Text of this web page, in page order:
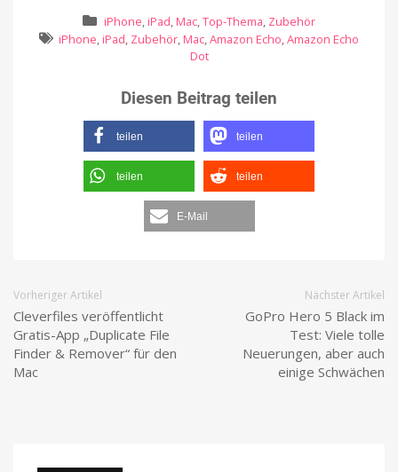
iPhone, iPad, Mac,Top-Thema, Zubehör
iPhone, iPad, Zubehör, Mac,Amazon Echo,Amazon Echo
Dot
Diesen Beitrag teilen
teilen teilen
teilen teilen
E-Mail
Vorheriger Artikel
Cleverfiles veröffentlicht
Gratis-App „Duplicate File
Finder & Remover“ für den
Mac
Nächster Artikel
GoPro Hero 5 Black im
Test: Viele tolle
Neuerungen, aber auch
einige Schwächen